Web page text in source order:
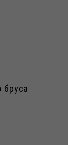
бруса